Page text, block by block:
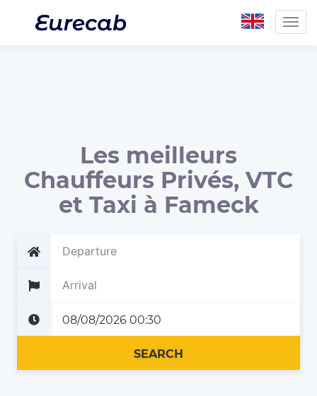
Les meilleurs
Chauffeurs Privés, VTC
et Taxi à Fameck
SEARCH